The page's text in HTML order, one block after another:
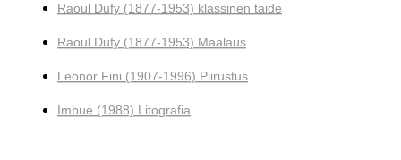
Raoul Dufy (1877-1953) klassinen taide
Raoul Dufy (1877-1953) Maalaus
Leonor Fini (1907-1996) Piirustus
Imbue (1988) Litografia